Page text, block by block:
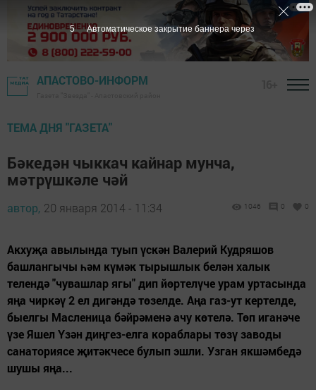
АПАСТОВО-ИНФОРМ
ТЕМА ДНЯ "ГАЗЕТА"
Бәкедән чыккач кайнар мунча,
мәтрүшкәле чәй
автор, 20 января 2014 - 11:34 1046 0 0
Акхуҗа авылында туып үскән Валерий Кудряшов
башлангычы һәм күмәк тырышлык белән халык
телендә "чувашлар ягы" дип йөртелүче урам уртасында
яңа чиркәү 2 ел дигәндә төзелде. Аңа газ-ут кертелде,
быелгы Масленица бәйрәменә ачу көтелә. Төп иганәче
үзе Яшел Үзән диңгез-елга кораблары төзү заводы
санаториясе җитәкчесе булып эшли. Узган якшәмбедә
шушы яңа...
4 Автоматическое закрытие баннера через